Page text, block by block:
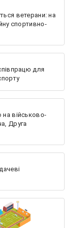
ветерани: на
спортивно-
для
на військово-
Друга